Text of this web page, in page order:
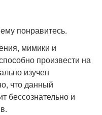
понравитесь.
мимики и
произвести на
изучен
что данный
бессознательно и